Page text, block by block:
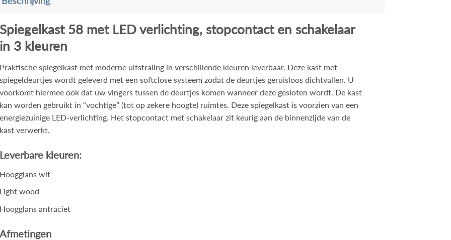
Spiegelkast 58 met LED verlichting, stopcontact en schakelaar
in 3 kleuren
Praktische spiegelkast met moderne uitstraling in verschillende kleuren leverbaar. Deze kast met
spiegeldeurtjes wordt geleverd met een softclose systeem zodat de deurtjes geruisloos dichtvallen. U
voorkomt hiermee ook dat uw vingers tussen de deurtjes komen wanneer deze gesloten wordt. De kast
kan worden gebruikt in “vochtige” (tot op zekere hoogte) ruimtes. Deze spiegelkast is voorzien van een
energiezuinige LED-verlichting. Het stopcontact met schakelaar zit keurig aan de binnenzijde van de
kast verwerkt.
Leverbare kleuren:
Hoogglans wit
Light wood
Hoogglans antraciet
Afmetingen